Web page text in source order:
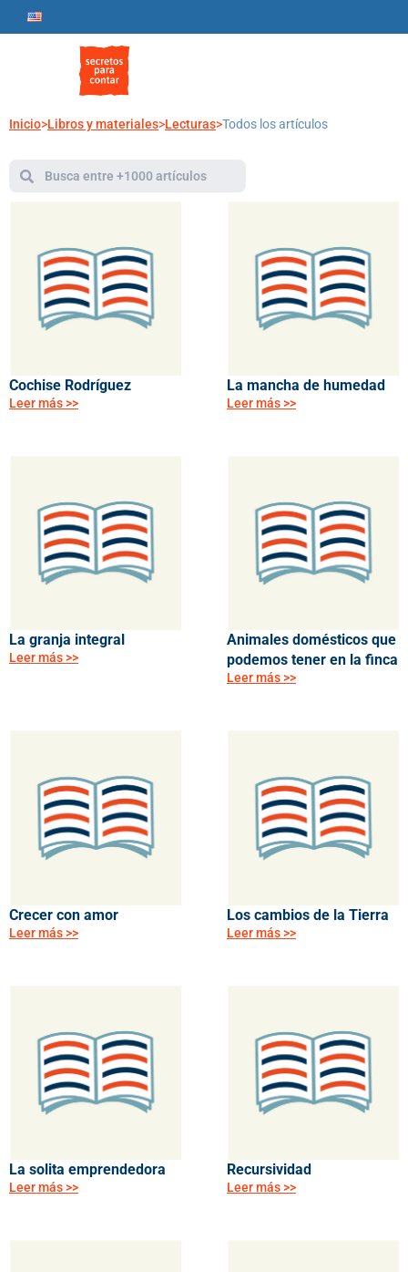
Inicio>Libros y materiales>Lecturas>Todos los artículos
Cochise Rodríguez
Leer más >>
La mancha de humedad
Leer más >>
La granja integral
Leer más >>
Animales domésticos que
podemos tener en la finca
Leer más >>
Crecer con amor
Leer más >>
Los cambios de la Tierra
Leer más >>
La solita emprendedora
Leer más >>
Recursividad
Leer más >>